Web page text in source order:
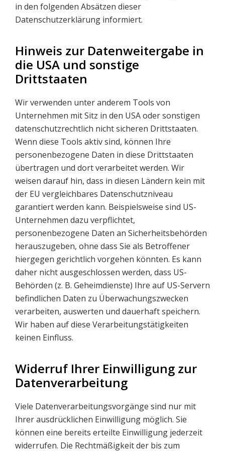
in den folgenden Absätzen dieser
Datenschutzerklärung informiert.
Hinweis zur Datenweitergabe in
die USA und sonstige
Drittstaaten
Wir verwenden unter anderem Tools von
Unternehmen mit Sitz in den USA oder sonstigen
datenschutzrechtlich nicht sicheren Drittstaaten.
Wenn diese Tools aktiv sind, können Ihre
personenbezogene Daten in diese Drittstaaten
übertragen und dort verarbeitet werden. Wir
weisen darauf hin, dass in diesen Ländern kein mit
der EU vergleichbares Datenschutzniveau
garantiert werden kann. Beispielsweise sind US-
Unternehmen dazu verpflichtet,
personenbezogene Daten an Sicherheitsbehörden
herauszugeben, ohne dass Sie als Betroffener
hiergegen gerichtlich vorgehen könnten. Es kann
daher nicht ausgeschlossen werden, dass US-
Behörden (z. B. Geheimdienste) Ihre auf US-Servern
befindlichen Daten zu Überwachungszwecken
verarbeiten, auswerten und dauerhaft speichern.
Wir haben auf diese Verarbeitungstätigkeiten
keinen Einfluss.
Widerruf Ihrer Einwilligung zur
Datenverarbeitung
Viele Datenverarbeitungsvorgänge sind nur mit
Ihrer ausdrücklichen Einwilligung möglich. Sie
können eine bereits erteilte Einwilligung jederzeit
widerrufen. Die Rechtmäßigkeit der bis zum